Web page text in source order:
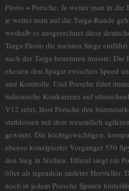
Florio = Porsche. Je weiter man in die
je weiter man auf die Targa-Runde
weshalb es ausgerechnet diese
Targa Florio die meisten Siege
nach der Targa benennen musste: Die
ehesten den Spagat zwischen Speed
und Kontrolle. Und Porsche fährt
italienische Konkurrenz auf
V12 setzt, lässt Porsche den
stattdessen mit dem wesentlich
gewinnt. Die leichtgewichtigen,
ebenso konzipierter Vorgänger 550
den Sieg in Sizilien. Elfmal siegt ein
öfter als irgendein anderer Hersteller.
noch in jedem Porsche Spuren